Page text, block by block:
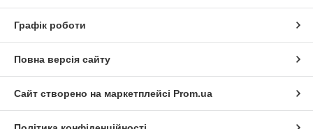
Графік роботи
Повна версія сайту
Сайт створено на маркетплейсі Prom.ua